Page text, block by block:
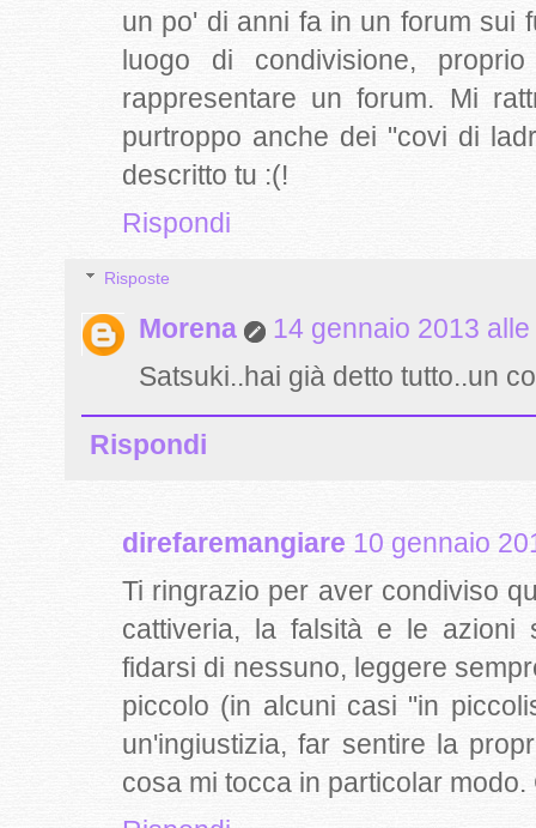
un po' di anni fa in un forum sui
luogo di condivisione,
rappresentare un forum. Mi
purtroppo anche dei "covi di
descritto tu :(!
Rispondi
Risposte
Morena
14 gennaio 2013
Satsuki..hai già detto tutto..un
Rispondi
direfaremangiare 10 gennaio
Ti ringrazio per aver condiviso
cattiveria, la falsità e le azioni
fidarsi di nessuno, leggere
piccolo (in alcuni casi "in
un'ingiustizia, far sentire la
cosa mi tocca in particolar